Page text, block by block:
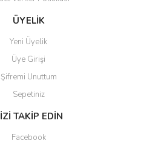
ÜYELİK
Yeni Üyelik
Üye Girişi
Şifremi Unuttum
Sepetiniz
TAKİP EDİN
Facebook